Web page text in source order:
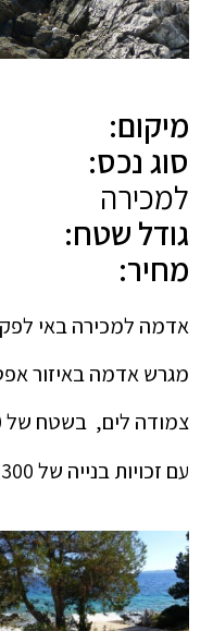
מיקום:
סוג נכס:
למכירה
גודל שטח:
מחיר:
אדמה למכירה באי
מגרש אדמה באיזור
צמודה לים, בשטח של 16,500 מ"ר
עם זכויות בנייה של 3,300 מ"ר למלון.